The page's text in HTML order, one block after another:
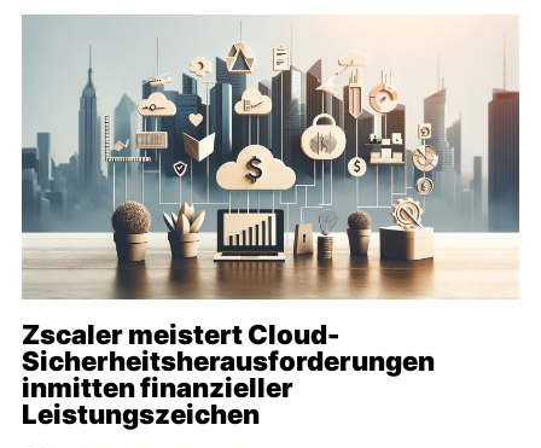
Zscaler meistert Cloud-
Sicherheitsherausforderungen
inmitten finanzieller
Leistungszeichen